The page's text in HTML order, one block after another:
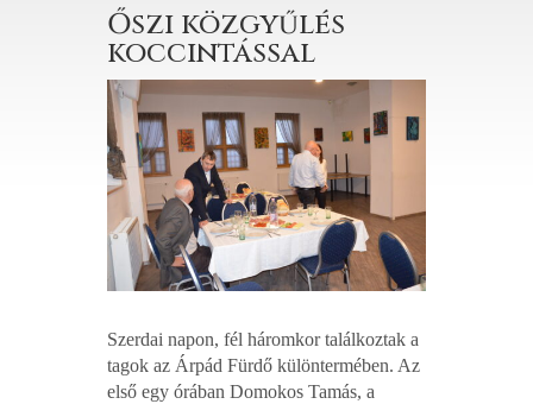
Őszi közgyűlés
koccintással
Szerdai napon, fél háromkor találkoztak a
tagok az Árpád Fürdő különtermében. Az
első egy órában Domokos Tamás, a